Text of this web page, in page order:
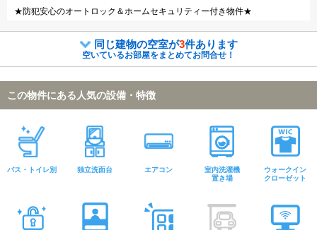
★防犯安心のオートロック＆ホームセキュリティー付き物件★
同じ建物の空室が3件あります
空いているお部屋をまとめてお問合せ！
この物件にある人気の設備・特徴
バス・トイレ別 独立洗面台 エアコン
室内洗濯機
置き場
ウォークイン
クローゼット